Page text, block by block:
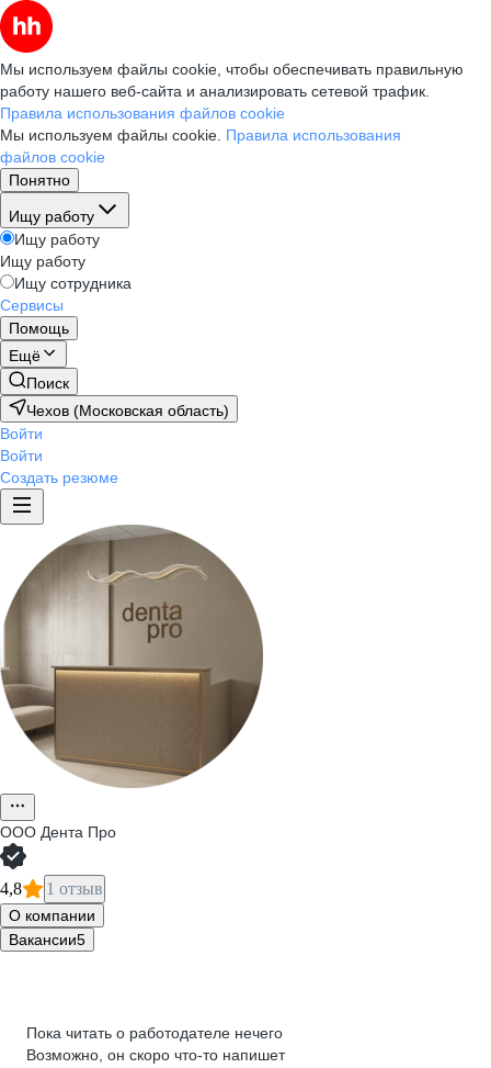
Мы используем файлы cookie, чтобы обеспечивать правильную
работу нашего веб-сайта и анализировать сетевой трафик.
Правила использования файлов cookie
Мы используем файлы cookie. Правила использования
файлов cookie
Понятно
Ищу работу
Ищу работу
Ищу работу
Ищу сотрудника
Сервисы
Помощь
Ещё
Поиск
Чехов (Московская область)
Войти
Войти
Создать резюме
ООО Дента Про
4,8 1 отзыв
О компании
Вакансии5
Пока читать о работодателе нечего
Возможно, он скоро что‑то напишет